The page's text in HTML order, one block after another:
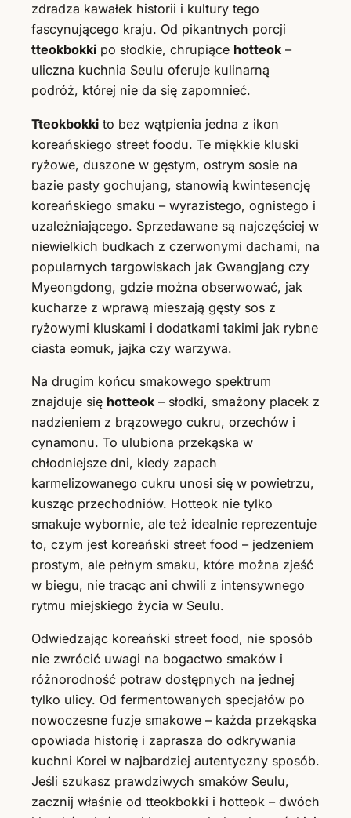
zdradza kawałek historii i kultury tego
fascynującego kraju. Od pikantnych porcji
tteokbokki po słodkie, chrupiące hotteok –
uliczna kuchnia Seulu oferuje kulinarną
podróż, której nie da się zapomnieć.
Tteokbokki to bez wątpienia jedna z ikon
koreańskiego street foodu. Te miękkie kluski
ryżowe, duszone w gęstym, ostrym sosie na
bazie pasty gochujang, stanowią kwintesencję
koreańskiego smaku – wyrazistego, ognistego i
uzależniającego. Sprzedawane są najczęściej w
niewielkich budkach z czerwonymi dachami, na
popularnych targowiskach jak Gwangjang czy
Myeongdong, gdzie można obserwować, jak
kucharze z wprawą mieszają gęsty sos z
ryżowymi kluskami i dodatkami takimi jak rybne
ciasta eomuk, jajka czy warzywa.
Na drugim końcu smakowego spektrum
znajduje się hotteok – słodki, smażony placek z
nadzieniem z brązowego cukru, orzechów i
cynamonu. To ulubiona przekąska w
chłodniejsze dni, kiedy zapach
karmelizowanego cukru unosi się w powietrzu,
kusząc przechodniów. Hotteok nie tylko
smakuje wybornie, ale też idealnie reprezentuje
to, czym jest koreański street food – jedzeniem
prostym, ale pełnym smaku, które można zjeść
w biegu, nie tracąc ani chwili z intensywnego
rytmu miejskiego życia w Seulu.
Odwiedzając koreański street food, nie sposób
nie zwrócić uwagi na bogactwo smaków i
różnorodność potraw dostępnych na jednej
tylko ulicy. Od fermentowanych specjałów po
nowoczesne fuzje smakowe – każda przekąska
opowiada historię i zaprasza do odkrywania
kuchni Korei w najbardziej autentyczny sposób.
Jeśli szukasz prawdziwych smaków Seulu,
zacznij właśnie od tteokbokki i hotteok – dwóch